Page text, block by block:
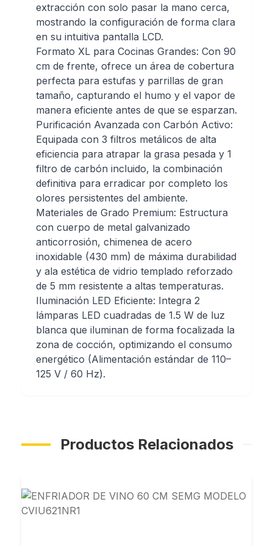
extracción con solo pasar la mano cerca,
mostrando la configuración de forma clara
en su intuitiva pantalla LCD.
Formato XL para Cocinas Grandes: Con 90
cm de frente, ofrece un área de cobertura
perfecta para estufas y parrillas de gran
tamaño, capturando el humo y el vapor de
manera eficiente antes de que se esparzan.
Purificación Avanzada con Carbón Activo:
Equipada con 3 filtros metálicos de alta
eficiencia para atrapar la grasa pesada y 1
filtro de carbón incluido, la combinación
definitiva para erradicar por completo los
olores persistentes del ambiente.
Materiales de Grado Premium: Estructura
con cuerpo de metal galvanizado
anticorrosión, chimenea de acero
inoxidable (430 mm) de máxima durabilidad
y ala estética de vidrio templado reforzado
de 5 mm resistente a altas temperaturas.
Iluminación LED Eficiente: Integra 2
lámparas LED cuadradas de 1.5 W de luz
blanca que iluminan de forma focalizada la
zona de cocción, optimizando el consumo
energético (Alimentación estándar de 110–
125 V / 60 Hz).
Productos Relacionados